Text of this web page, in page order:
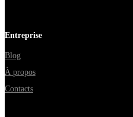
Entreprise
Blog
À propos
Contacts